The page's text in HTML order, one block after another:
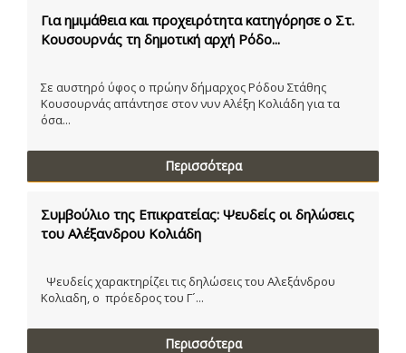
Για ημιμάθεια και προχειρότητα κατηγόρησε ο Στ.
Κουσουρνάς τη δημοτική αρχή Ρόδο...
Σε αυστηρό ύφος ο πρώην δήμαρχος Ρόδου Στάθης
Κουσουρνάς απάντησε στον νυν Αλέξη Κολιάδη για τα
όσα...
Περισσότερα
Συμβούλιο της Επικρατείας: Ψευδείς οι δηλώσεις
του Αλέξανδρου Κολιάδη
Ψευδείς χαρακτηρίζει τις δηλώσεις του Αλεξάνδρου
Κολιαδη, ο πρόεδρος του Γ´...
Περισσότερα